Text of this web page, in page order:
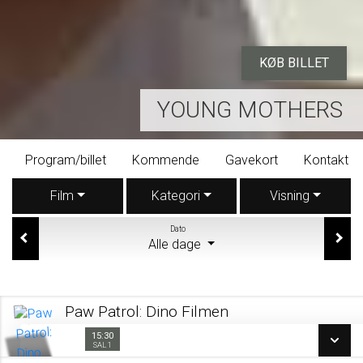
YOUNG MOTHERS
KØB BILLET
Program/billet Kommende Gavekort Kontakt
Film Kategori Visning
Dato
Alle dage
Paw Patrol: Dino Filmen
15:30
SAL 1
Sal 1